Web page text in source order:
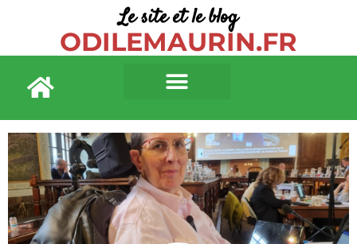
Le site et le blog
ODILEMAURIN.FR